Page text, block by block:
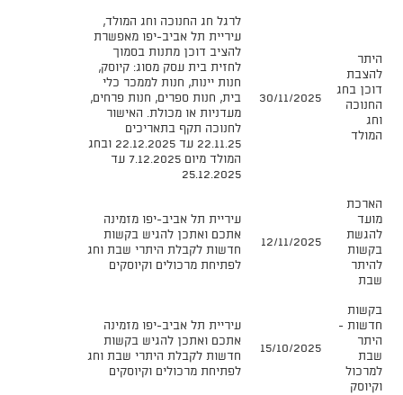
היתר
להצבת
דוכן בחג
החנוכה
וחג
המולד
30/11/2025
לרגל חג החנוכה וחג המולד,
עיריית תל אביב-יפו מאפשרת
להציב דוכן מתנות בסמוך
לחזית בית עסק מסוג: קיוסק,
חנות יינות, חנות לממכר כלי
בית, חנות ספרים, חנות פרחים,
מעדניות או מכולת. האישור
לחנוכה תקף בתאריכים
22.11.25 עד 22.12.2025 ובחג
המולד מיום 7.12.2025 עד
25.12.2025
​הארכת
מועד
להגשת
בקשות
להיתר
שבת
12/11/2025
עיריית תל אביב-יפו מזמינה
אתכם ואתכן להגיש בקשות
חדשות לקבלת היתרי שבת וחג
לפתיחת מרכולים וקיוסקים
בקשות
חדשות -
היתר
שבת
למרכול
וקיוסק
15/10/2025
עיריית תל אביב-יפו מזמינה
אתכם ואתכן להגיש בקשות
חדשות לקבלת היתרי שבת וחג
לפתיחת מרכולים וקיוסקים